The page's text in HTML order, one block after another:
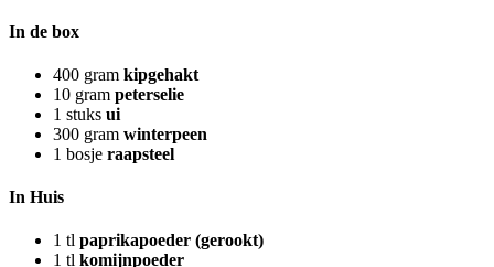
In de box
400 gram kipgehakt
10 gram peterselie
1 stuks ui
300 gram winterpeen
1 bosje raapsteel
In Huis
1 tl paprikapoeder (gerookt)
1 tl komijnpoeder